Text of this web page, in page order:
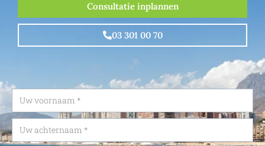
Consultatie inplannen
03 301 00 70